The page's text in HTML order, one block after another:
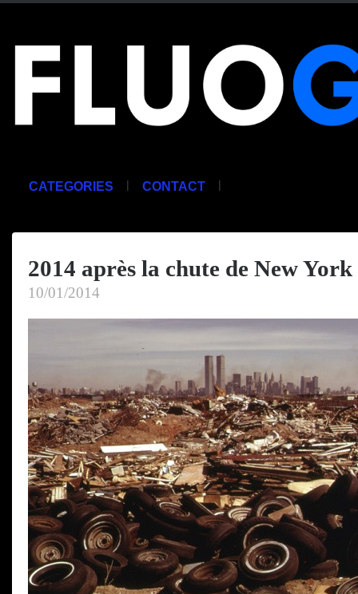
CATEGORIES | CONTACT |
2014 après la chute de New York
10/01/2014